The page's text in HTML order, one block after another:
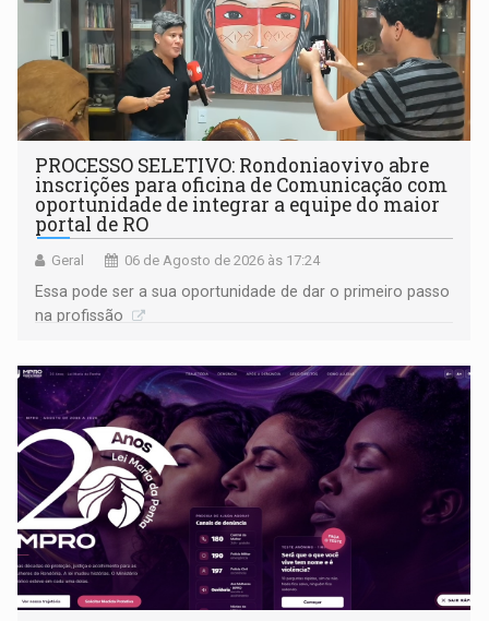
PROCESSO SELETIVO: Rondoniaovivo abre
inscrições para oficina de Comunicação com
oportunidade de integrar a equipe do maior
portal de RO
Geral 06 de Agosto de 2026 às 17:24
Essa pode ser a sua oportunidade de dar o primeiro passo
na profissão